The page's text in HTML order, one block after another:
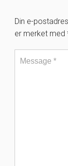
Din e-
er merket med